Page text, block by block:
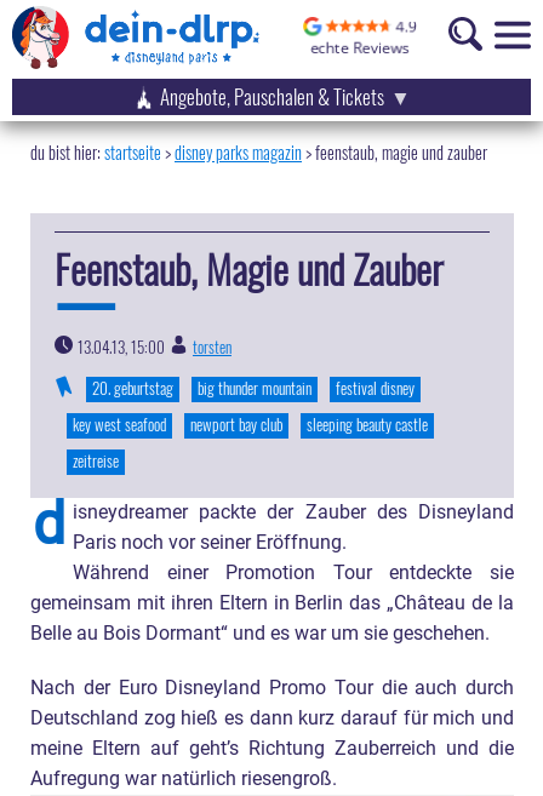
Angebote, Pauschalen & Tickets
startseite disney parks magazin>feenstaub, magie und zauber
Feenstaub, Magie und Zauber
13.04.13, 15:00
torsten
20. geburtstag
big thunder mountain
festival disney
key west seafood
newport bay club
sleeping beauty castle
zeitreise
d
isneydreamer packte der Zauber des Disneyland
Paris noch vor seiner Eröffnung.
Während einer Promotion Tour entdeckte sie
gemeinsam mit ihren Eltern in Berlin das „Château de la
Belle au Bois Dormant“ und es war um sie geschehen.
Nach der Euro Disneyland Promo Tour die auch durch
Deutschland zog hieß es dann kurz darauf für mich und
meine Eltern auf geht’s Richtung Zauberreich und die
Aufregung war natürlich riesengroß.